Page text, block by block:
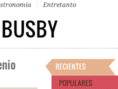
Entretanto
RECIENTES
POPULARES